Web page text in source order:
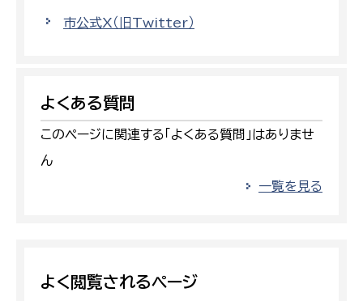
市公式X（旧Twitter）
よくある質問
このページに関連する「よくある質問」はありませ
ん
一覧を見る
よく閲覧されるページ